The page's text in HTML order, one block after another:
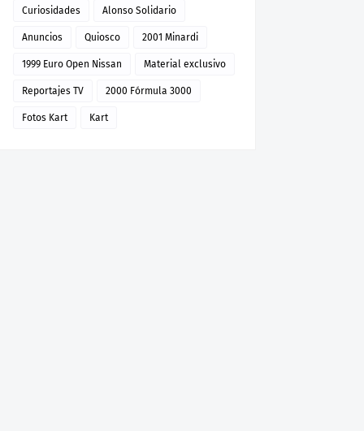
Curiosidades Alonso Solidario
Anuncios Quiosco 2001 Minardi
1999 Euro Open Nissan Material exclusivo
Reportajes TV 2000 Fórmula 3000
Fotos Kart Kart